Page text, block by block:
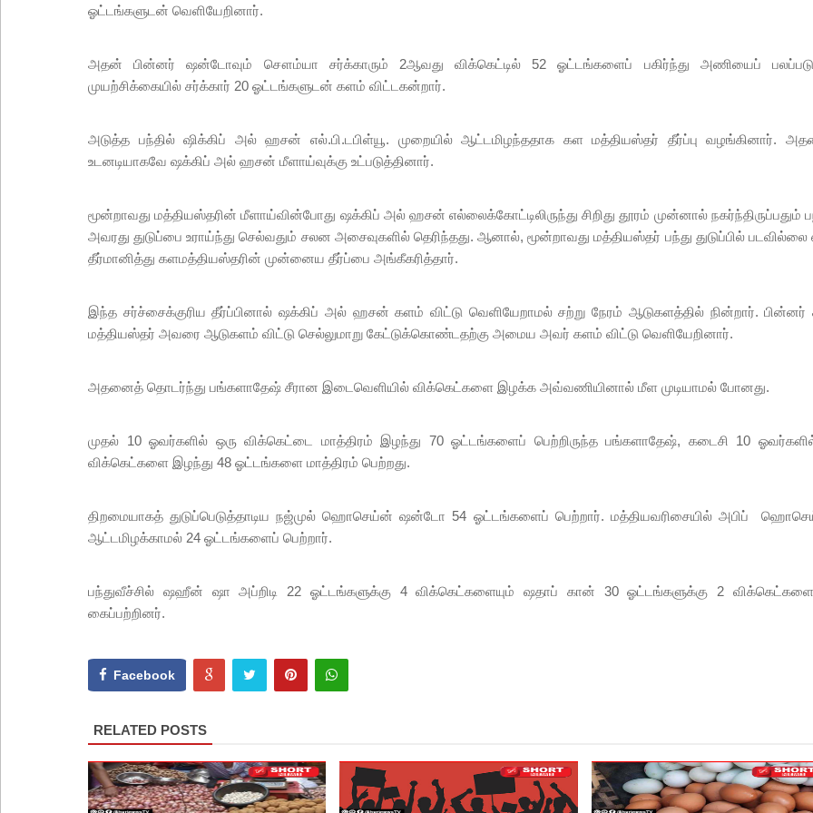
ஓட்டங்களுடன் வெளியேறினார்.
அதன் பின்னர் ஷன்டோவும் சௌம்யா சர்க்காரும் 2ஆவது விக்கெட்டில் 52 ஓட்டங்களைப் பகிர்ந்து அணியைப்
முயற்சிக்கையில் சர்க்கார் 20 ஓட்டங்களுடன் களம் விட்டகன்றார்.
அடுத்த பந்தில் ஷிக்கிப் அல் ஹசன் எல்.பி.டபிள்யூ. முறையில் ஆட்டமிழந்ததாக கள மத்தியஸ்தர் தீர்ப்பு வழங்கினார்.
உடனடியாகவே ஷக்கிப் அல் ஹசன் மீளாய்வுக்கு உட்படுத்தினார்.
மூன்றாவது மத்தியஸ்தரின் மீளாய்வின்போது ஷக்கிப் அல் ஹசன் எல்லைக்கோட்டிலிருந்து சிறிது தூரம் முன்னால் நகர்ந்திருப்பதும்
அவரது துடுப்பை உராய்ந்து செல்வதும் சலன அசைவுகளில் தெரிந்தது. ஆனால், மூன்றாவது மத்தியஸ்தர் பந்து துடுப்பில்
தீர்மானித்து களமத்தியஸ்தரின் முன்னைய தீர்ப்பை அங்கீகரித்தார்.
இந்த சர்ச்சைக்குரிய தீர்ப்பினால் ஷக்கிப் அல் ஹசன் களம் விட்டு வெளியேறாமல் சற்று நேரம் ஆடுகளத்தில் நின்றார்.
மத்தியஸ்தர் அவரை ஆடுகளம் விட்டு செல்லுமாறு கேட்டுக்கொண்டதற்கு அமைய அவர் களம் விட்டு வெளியேறினார்.
அதனைத் தொடர்ந்து பங்களாதேஷ் சீரான இடைவெளியில் விக்கெட்களை இழக்க அவ்வணியினால் மீள முடியாமல் போனது.
முதல் 10 ஓவர்களில் ஒரு விக்கெட்டை மாத்திரம் இழந்து 70 ஓட்டங்களைப் பெற்றிருந்த பங்களாதேஷ், கடைசி 10
விக்கெட்களை இழந்து 48 ஓட்டங்களை மாத்திரம் பெற்றது.
திறமையாகத் துடுப்பெடுத்தாடிய நஜ்முல் ஹொசெய்ன் ஷன்டோ 54 ஓட்டங்களைப் பெற்றார். மத்தியவரிசையில் அபிப்
ஆட்டமிழக்காமல் 24 ஓட்டங்களைப் பெற்றார்.
பந்துவீச்சில் ஷஹீன் ஷா அப்றிடி 22 ஓட்டங்களுக்கு 4 விக்கெட்களையும் ஷதாப் கான் 30 ஓட்டங்களுக்கு 2
கைப்பற்றினர்.
Facebook
RELATED POSTS